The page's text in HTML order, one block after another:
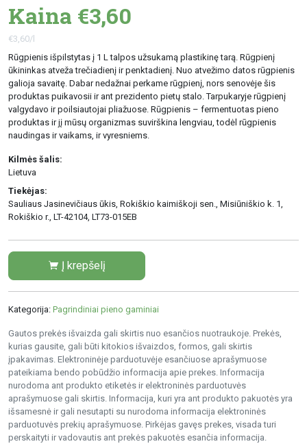
Kaina €3,60
€3,60/l
Rūgpienis išpilstytas į 1 L talpos užsukamą plastikinę tarą. Rūgpienį
ūkininkas atveža trečiadienį ir penktadienį. Nuo atvežimo datos rūgpienis
galioja savaitę. Dabar nedažnai perkame rūgpienį, nors senovėje šis
produktas puikavosii ir ant prezidento pietų stalo. Tarpukaryje rūgpienį
valgydavo ir poilsiautojai pliažuose. Rūgpienis – fermentuotas pieno
produktas ir jį mūsų organizmas suvirškina lengviau, todėl rūgpienis
naudingas ir vaikams, ir vyresniems.
Kilmės šalis:
Lietuva
Tiekėjas:
Sauliaus Jasinevičiaus ūkis, Rokiškio kaimiškoji sen., Misiūniškio k. 1,
Rokiškio r., LT-42104, LT73-015EB
Į krepšelį
Kategorija: Pagrindiniai pieno gaminiai
Gautos prekės išvaizda gali skirtis nuo esančios nuotraukoje. Prekės,
kurias gausite, gali būti kitokios išvaizdos, formos, gali skirtis
įpakavimas. Elektroninėje parduotuvėje esančiuose aprašymuose
pateikiama bendo pobūdžio informacija apie prekes. Informacija
nurodoma ant produkto etiketės ir elektroninės parduotuvės
aprašymuose gali skirtis. Informacija, kuri yra ant produkto pakuotės yra
išsamesnė ir gali nesutapti su nurodoma informacija elektroninės
parduotuvės prekių aprašymuose. Pirkėjas gavęs prekes, visada turi
perskaityti ir vadovautis ant prekės pakuotės esančia informacija.